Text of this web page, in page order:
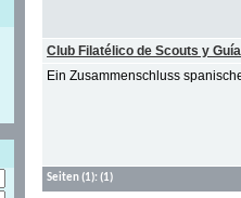
Club Filatélico de Scouts y
Ein Zusammenschluss
Seiten(1): (1)